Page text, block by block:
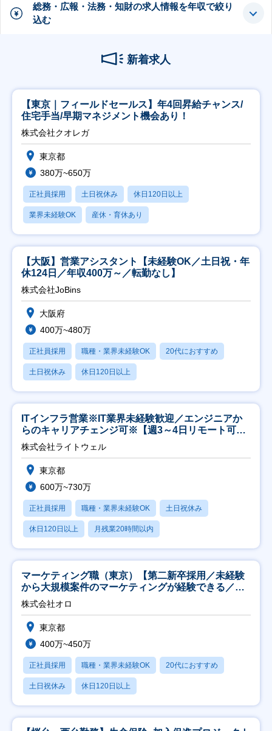
総務・広報・法務・知財の求人情報を年収で絞り
込む
新着求人
【東京｜フィールドセールス】年4回昇給チャンス/
住宅手当/早期マネジメント機会あり！
株式会社クオレガ
東京都
380万~650万
正社員採用 土日祝休み 休日120日以上
業界未経験OK 産休・育休あり
【大阪】営業アシスタント【未経験OK／土日祝・年
休124日／年収400万～／転勤なし】
株式会社JoBins
大阪府
400万~480万
正社員採用 職種・業界未経験OK 20代におすすめ
土日祝休み 休日120日以上
ITインフラ営業※IT業界未経験歓迎／エンジニアか
らのキャリアチェンジ可※【週3～4日リモート可
能】
株式会社ライトウェル
東京都
600万~730万
正社員採用 職種・業界未経験OK 土日祝休み
休日120日以上 月残業20時間以内
マーケティング職（東京）【第二新卒採用／未経験
から大規模案件のマーケティングが経験できる／研
修充実】
株式会社オロ
東京都
400万~450万
正社員採用 職種・業界未経験OK 20代におすすめ
土日祝休み 休日120日以上